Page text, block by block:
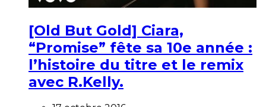
[Old But Gold] Ciara,
“Promise” fête sa 10e année :
l’histoire du titre et le remix
avec R.Kelly.